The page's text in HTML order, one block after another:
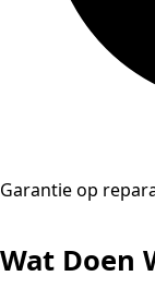
Garantie op
Wat Doen